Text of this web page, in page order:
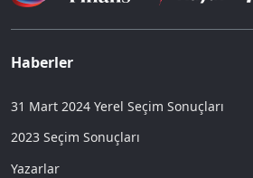
Haberler
31 Mart 2024 Yerel Seçim Sonuçları
2023 Seçim Sonuçları
Yazarlar